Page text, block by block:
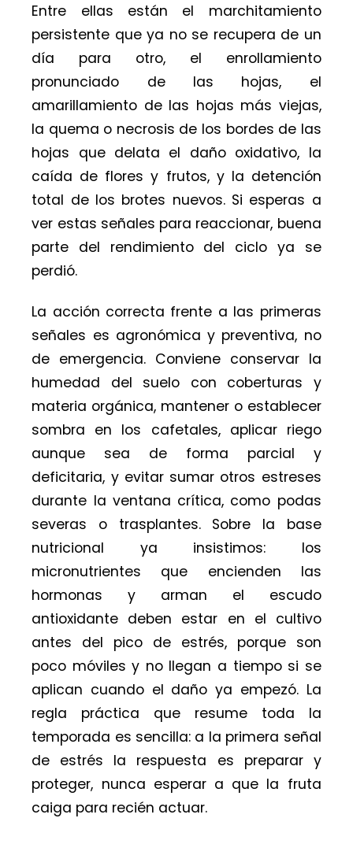
Entre ellas están el marchitamiento
persistente que ya no se recupera de un
día para otro, el enrollamiento
pronunciado de las hojas, el
amarillamiento de las hojas más viejas,
la quema o necrosis de los bordes de las
hojas que delata el daño oxidativo, la
caída de flores y frutos, y la detención
total de los brotes nuevos. Si esperas a
ver estas señales para reaccionar, buena
parte del rendimiento del ciclo ya se
perdió.
La acción correcta frente a las primeras
señales es agronómica y preventiva, no
de emergencia. Conviene conservar la
humedad del suelo con coberturas y
materia orgánica, mantener o establecer
sombra en los cafetales, aplicar riego
aunque sea de forma parcial y
deficitaria, y evitar sumar otros estreses
durante la ventana crítica, como podas
severas o trasplantes. Sobre la base
nutricional ya insistimos: los
micronutrientes que encienden las
hormonas y arman el escudo
antioxidante deben estar en el cultivo
antes del pico de estrés, porque son
poco móviles y no llegan a tiempo si se
aplican cuando el daño ya empezó. La
regla práctica que resume toda la
temporada es sencilla: a la primera señal
de estrés la respuesta es preparar y
proteger, nunca esperar a que la fruta
caiga para recién actuar.